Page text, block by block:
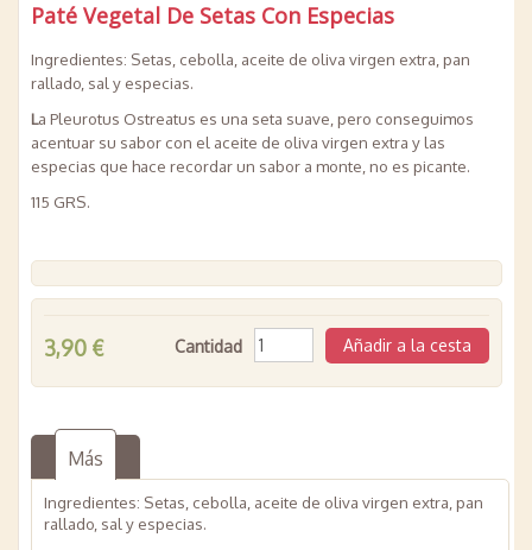
Paté Vegetal De Setas Con Especias
Ingredientes: Setas, cebolla, aceite de oliva virgen extra, pan
rallado, sal y especias.
La Pleurotus Ostreatus es una seta suave, pero conseguimos
acentuar su sabor con el aceite de oliva virgen extra y las
especias que hace recordar un sabor a monte, no es picante.
115 GRS.
3,90 € Cantidad
Más
Ingredientes: Setas, cebolla, aceite de oliva virgen extra, pan
rallado, sal y especias.